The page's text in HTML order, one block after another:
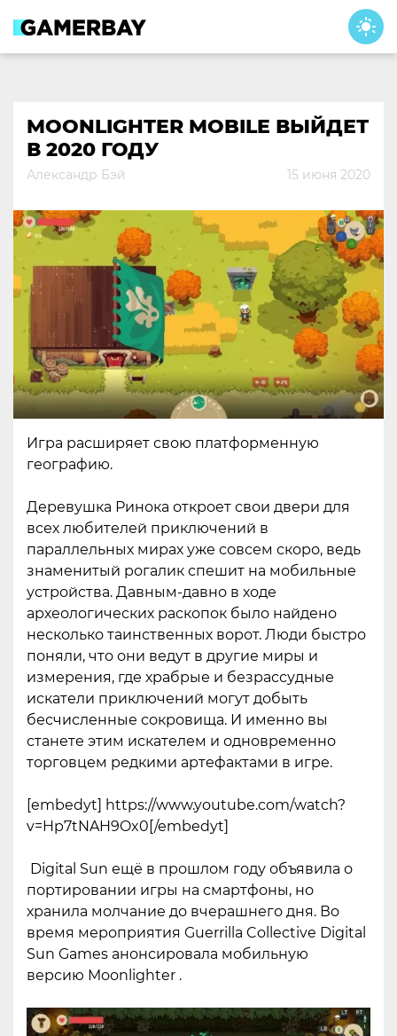
content
MOONLIGHTER MOBILE ВЫЙДЕТ
В 2020 ГОДУ
Александр Бэй 15 июня 2020
Игра расширяет свою платформенную
географию.
Деревушка Ринока откроет свои двери для
всех любителей приключений в
параллельных мирах уже совсем скоро, ведь
знаменитый рогалик спешит на мобильные
устройства. Давным-давно в ходе
археологических раскопок было найдено
несколько таинственных ворот. Люди быстро
поняли, что они ведут в другие миры и
измерения, где храбрые и безрассудные
искатели приключений могут добыть
бесчисленные сокровища. И именно вы
станете этим искателем и одновременно
торговцем редкими артефактами в игре.
[embedyt] https://www.youtube.com/watch?
v=Hp7tNAH9Ox0[/embedyt]
Digital Sun ещё в прошлом году объявила о
портировании игры на смартфоны, но
хранила молчание до вчерашнего дня. Во
время мероприятия Guerrilla Collective Digital
Sun Games анонсировала мобильную
версию Moonlighter .